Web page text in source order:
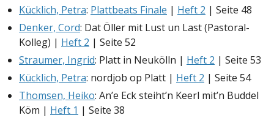
Kücklich, Petra: Plattbeats Finale | Heft 2 | Seite 48
Denker, Cord: Dat Öller mit Lust un Last (Pastoral-
Kolleg) | Heft 2 | Seite 52
Straumer, Ingrid: Platt in Neukölln | Heft 2 | Seite 53
Kücklich, Petra: nordjob op Platt | Heft 2 | Seite 54
Thomsen, Heiko: An’e Eck steiht’n Keerl mit’n Buddel
Köm | Heft 1 | Seite 38